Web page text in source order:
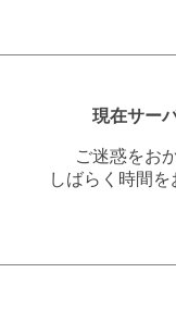
現在サー
ご迷惑をお
しばらく時間を